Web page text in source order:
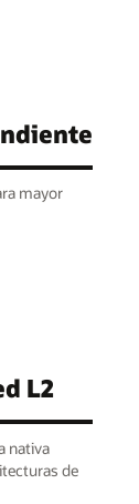
mayor
L2
nativa
de